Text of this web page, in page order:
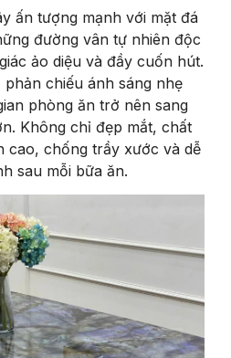
ấn tượng mạnh với mặt đá
đường vân tự nhiên độc
ảo diệu và đầy cuốn hút.
phản chiếu ánh sáng nhẹ
phòng ăn trở nên sang
Không chỉ đẹp mắt, chất
cao, chống trầy xước và dễ
sau mỗi bữa ăn.